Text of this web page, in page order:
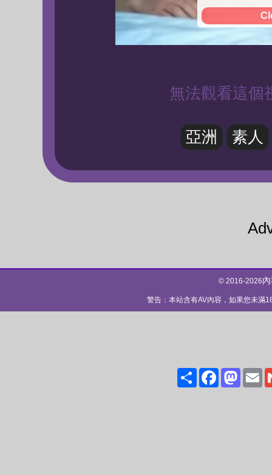
無法觀看這個
亞洲 素人
© 2016-2026
警告：本站含有AV內容，如果您未滿
Share